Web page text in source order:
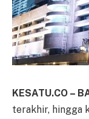
KESATU.CO –
terakhir, hingga